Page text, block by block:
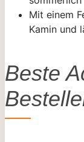
Mit einem
Kamin und
Beste